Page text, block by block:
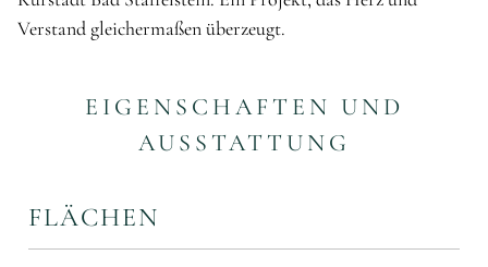
Verstand gleichermaßen überzeugt.
EIGENSCHAFTEN UND
AUSSTATTUNG
FLÄCHEN